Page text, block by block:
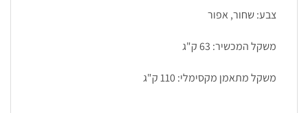
צבע: שחור, אפור
משקל המכשיר: 63 ק"ג
משקל מתאמן מקסימלי: 110 ק"ג